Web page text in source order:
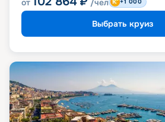
от /чел +1 000
Выбрать круиз